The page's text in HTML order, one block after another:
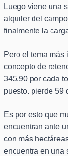
Luego viene una
alquiler del
finalmente la
Pero el tema más
concepto de
345,90 por cada
puesto, pierde 59
Es por esto que
encuentran ante
con más
encuentra en una